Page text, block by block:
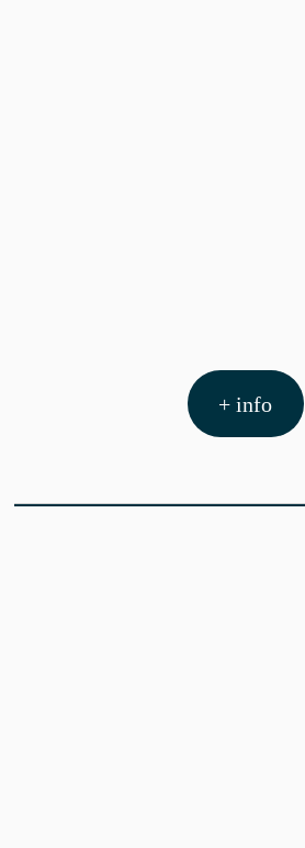
+ info